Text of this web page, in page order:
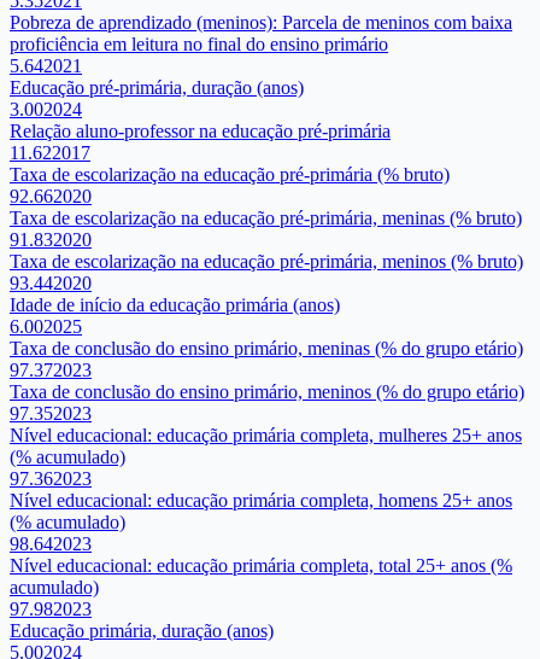
Pobreza de aprendizado (meninos): Parcela de meninos com baixa
proficiência em leitura no final do ensino primário
5.642021
Educação pré-primária, duração (anos)
3.002024
Relação aluno-professor na educação pré-primária
11.622017
Taxa de escolarização na educação pré-primária (% bruto)
92.662020
Taxa de escolarização na educação pré-primária, meninas (% bruto)
91.832020
Taxa de escolarização na educação pré-primária, meninos (% bruto)
93.442020
Idade de início da educação primária (anos)
6.002025
Taxa de conclusão do ensino primário, meninas (% do grupo etário)
97.372023
Taxa de conclusão do ensino primário, meninos (% do grupo etário)
97.352023
Nível educacional: educação primária completa, mulheres 25+ anos
(% acumulado)
97.362023
Nível educacional: educação primária completa, homens 25+ anos
(% acumulado)
98.642023
Nível educacional: educação primária completa, total 25+ anos (%
acumulado)
97.982023
Educação primária, duração (anos)
5.002024